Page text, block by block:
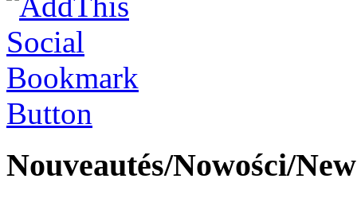
Nouveautés/Nowości/